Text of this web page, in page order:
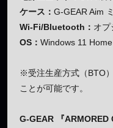
ケース： G-GEAR Aim
Wi-Fi/Bluetooth： オプ
OS： Windows 11 Home
※受注生産方式（BTO
ことが可能です。
G-GEAR 『ARMORED